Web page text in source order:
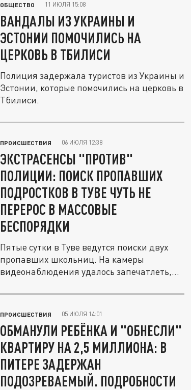
ОБЩЕСТВО 11 ИЮЛЯ 15:08
ВАНДАЛЫ ИЗ УКРАИНЫ И
ЭСТОНИИ ПОМОЧИЛИСЬ НА
ЦЕРКОВЬ В ТБИЛИСИ
Полиция задержала туристов из Украины и
Эстонии, которые помочились на церковь в
Тбилиси.
ПРОИСШЕСТВИЯ 06 ИЮЛЯ 12:38
ЭКСТРАСЕНСЫ "ПРОТИВ"
ПОЛИЦИИ: ПОИСК ПРОПАВШИХ
ПОДРОСТКОВ В ТУВЕ ЧУТЬ НЕ
ПЕРЕРОС В МАССОВЫЕ
БЕСПОРЯДКИ
Пятые сутки в Туве ведутся поиски двух
пропавших школьниц. На камеры
видеонаблюдения удалось запечатлеть,
ПРОИСШЕСТВИЯ 05 ИЮЛЯ 14:01
ОБМАНУЛИ РЕБЁНКА И "ОБНЕСЛИ"
КВАРТИРУ НА 2,5 МИЛЛИОНА: В
ПИТЕРЕ ЗАДЕРЖАН
ПОДОЗРЕВАЕМЫЙ. ПОДРОБНОСТИ